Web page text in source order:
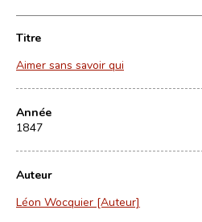
Titre
Aimer sans savoir qui
Année
1847
Auteur
Léon Wocquier [Auteur]